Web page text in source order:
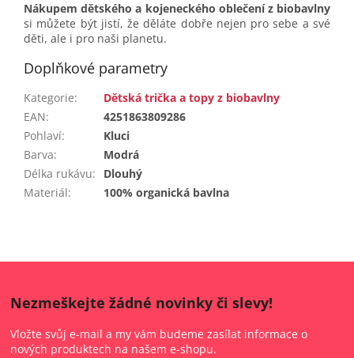
Nákupem dětského a kojeneckého oblečení z biobavlny
si můžete být jistí, že děláte dobře nejen pro sebe a své
děti, ale i pro naši planetu.
Doplňkové parametry
Kategorie:
Dětská trička a topy z biobavlny
EAN:
4251863809286
Pohlaví:
Kluci
Barva:
Modrá
Délka rukávu:
Dlouhý
Materiál: 100% organická bavlna
Nezmeškejte žádné novinky či slevy!
Vložte svůj e-mail a my vám budeme zasílat informace o
nových produktech na našem e-shopu.